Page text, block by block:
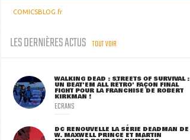
COMICSBLOG.fr
LES DERNIÈRES ACTUS TOUT VOIR
WALKING DEAD : STREETS OF SURVIVAL :
UN BEAT'EM ALL RÉTRO' FAÇON FINAL
FIGHT POUR LA FRANCHISE DE ROBERT
KIRKMAN !
ECRANS
DC RENOUVELLE LA SÉRIE DEADMAN DE
W. MAXWELL PRINCE ET MARTIN